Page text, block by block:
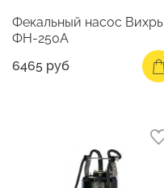
Фекальный насос Вихрь
ФН-250А
6465 руб